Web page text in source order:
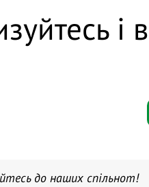
і
до наших спільнот!